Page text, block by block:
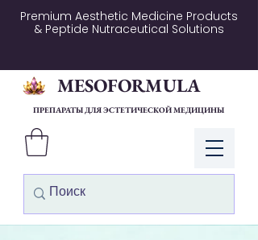
Premium Aesthetic Medicine Products
& Peptide Nutraceutical Solutions
Войти
MESOFORMULA
ПРЕПАРАТЫ ДЛЯ ЭСТЕТИЧЕСКОЙ МЕДИЦИНЫ